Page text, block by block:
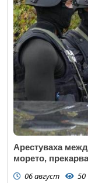
Арестуваха
морето,
06 август 50